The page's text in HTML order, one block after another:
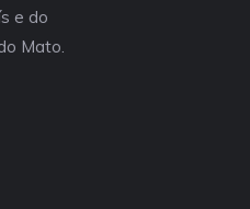
e do
Mato.